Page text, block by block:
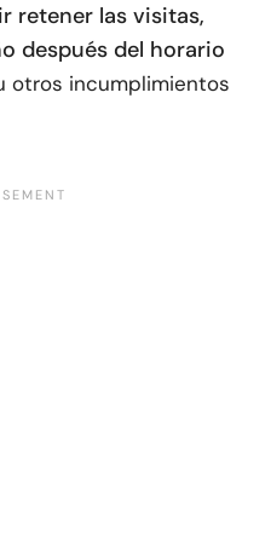
retener las visitas,
después del horario
otros incumplimientos